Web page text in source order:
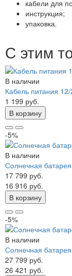
кабели для
инструкция;
упаковка.
С этим
В наличии
Кабель питания
1 199 руб.
В корзину
-5%
В наличии
Солнечная
17 799 руб.
16 916 руб.
В корзину
-5%
В наличии
Солнечная
27 799 руб.
26 421 руб.